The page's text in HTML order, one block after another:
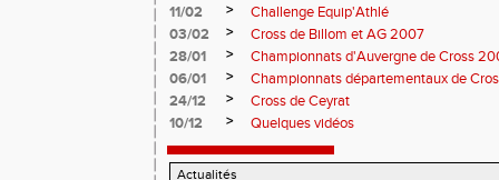
11/02
>
Challenge Equip'Athlé
03/02
>
Cross de Billom et AG 2007
28/01
>
Championnats d'Auvergne de Cross
06/01
>
Championnats départementaux de
24/12
>
Cross de Ceyrat
10/12
> Quelques vidéos